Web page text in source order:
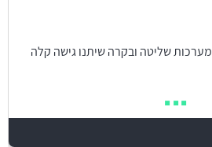
שליטה ובקרה שיתנו גישה קלה